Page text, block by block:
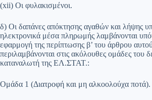
(xii) Οι φυλακισμένοι.
δ) Οι δαπάνες απόκτησης αγαθών και λήψης
ηλεκτρονικά μέσα πληρωμής λαμβάνονται
εφαρμογή της περίπτωσης β’ του άρθρου
περιλαμβάνονται στις ακόλουθες ομάδες του
καταναλωτή της ΕΛ.ΣΤΑΤ.:
Ομάδα 1 (Διατροφή και μη αλκοολούχα ποτά).